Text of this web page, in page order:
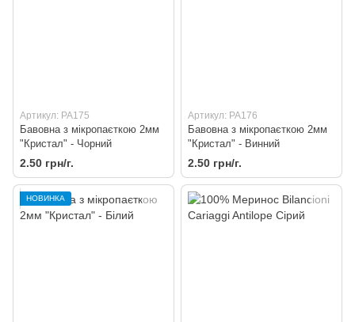
Артикул: PA175
Бавовна з мікропаєткою 2мм
"Кристал" - Чорний
2.50 грн/г.
Артикул: PA176
Бавовна з мікропаєткою 2мм
"Кристал" - Винний
2.50 грн/г.
НОВИНКА